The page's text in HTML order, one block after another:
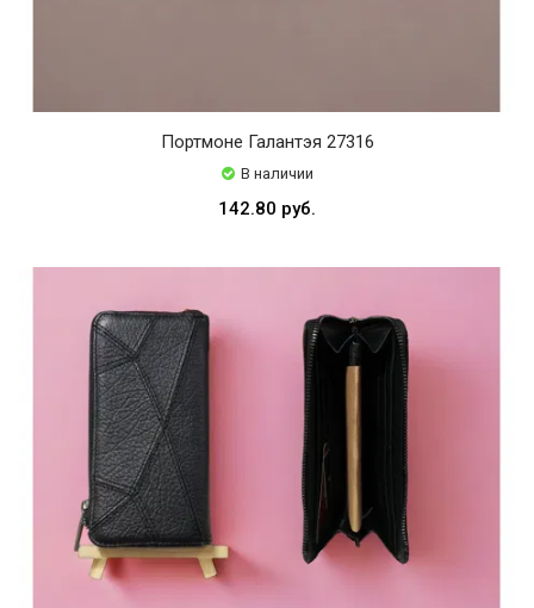
Портмоне Галантэя 27316
В наличии
142.80 руб.